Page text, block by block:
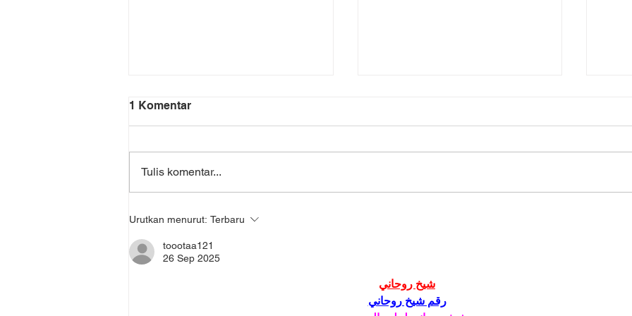
Kolaborasi Medis Digital:
On-Demand dan Startup
Lokal
1 Komentar
Tulis komentar...
Urutkan menurut: Terbaru
toootaa121
26 Sep 2025
شيخ روحاني
رقم شيخ روحاني